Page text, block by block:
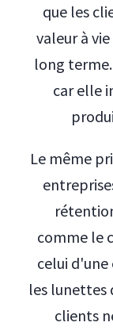
que les
valeur à
long
car elle
Le même
comme le
celui
les lunettes
clients